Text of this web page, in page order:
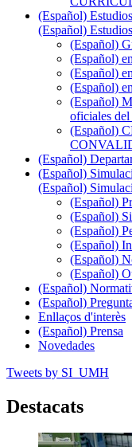
(Español) Estudios
(Español) Estudios
(Español)
(Español)
(Español)
(Español)
(Español)
oficiales
(Español)
(Español)
(Español)
(Español)
(Español)
(Español)
(Español)
(Español)
(Español)
(Español)
(Español)
(Español)
Enllaços d'interès
(Español) Prensa
Novedades
Tweets by SI_UMH
Destacats